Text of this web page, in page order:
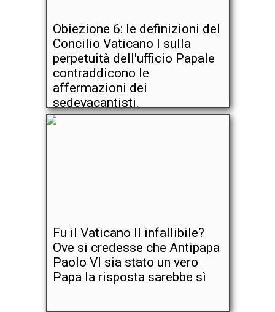
Obiezione 6: le definizioni del
Concilio Vaticano I sulla
perpetuità dell'ufficio Papale
contraddicono le
affermazioni dei
sedevacantisti.
Fu il Vaticano II infallibile?
Ove si credesse che Antipapa
Paolo VI sia stato un vero
Papa la risposta sarebbe sì